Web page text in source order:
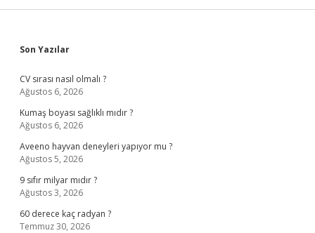
Sidebar
Son Yazılar
CV sırası nasıl olmalı ?
Ağustos 6, 2026
Kumaş boyası sağlıklı mıdır ?
Ağustos 6, 2026
Aveeno hayvan deneyleri yapıyor mu ?
Ağustos 5, 2026
9 sıfır milyar mıdır ?
Ağustos 3, 2026
60 derece kaç radyan ?
Temmuz 30, 2026